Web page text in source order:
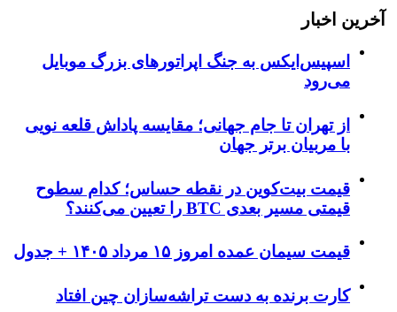
آخرین اخبار
اسپیس‌ایکس به جنگ اپراتورهای بزرگ موبایل
می‌رود
از تهران تا جام جهانی؛ مقایسه پاداش قلعه نویی
با مربیان برتر جهان
قیمت بیت‌کوین در نقطه حساس؛ کدام سطوح
قیمتی مسیر بعدی BTC را تعیین می‌کنند؟
قیمت سیمان عمده امروز ۱۵ مرداد ۱۴۰۵ + جدول
کارت برنده به دست تراشه‌سازان چین افتاد